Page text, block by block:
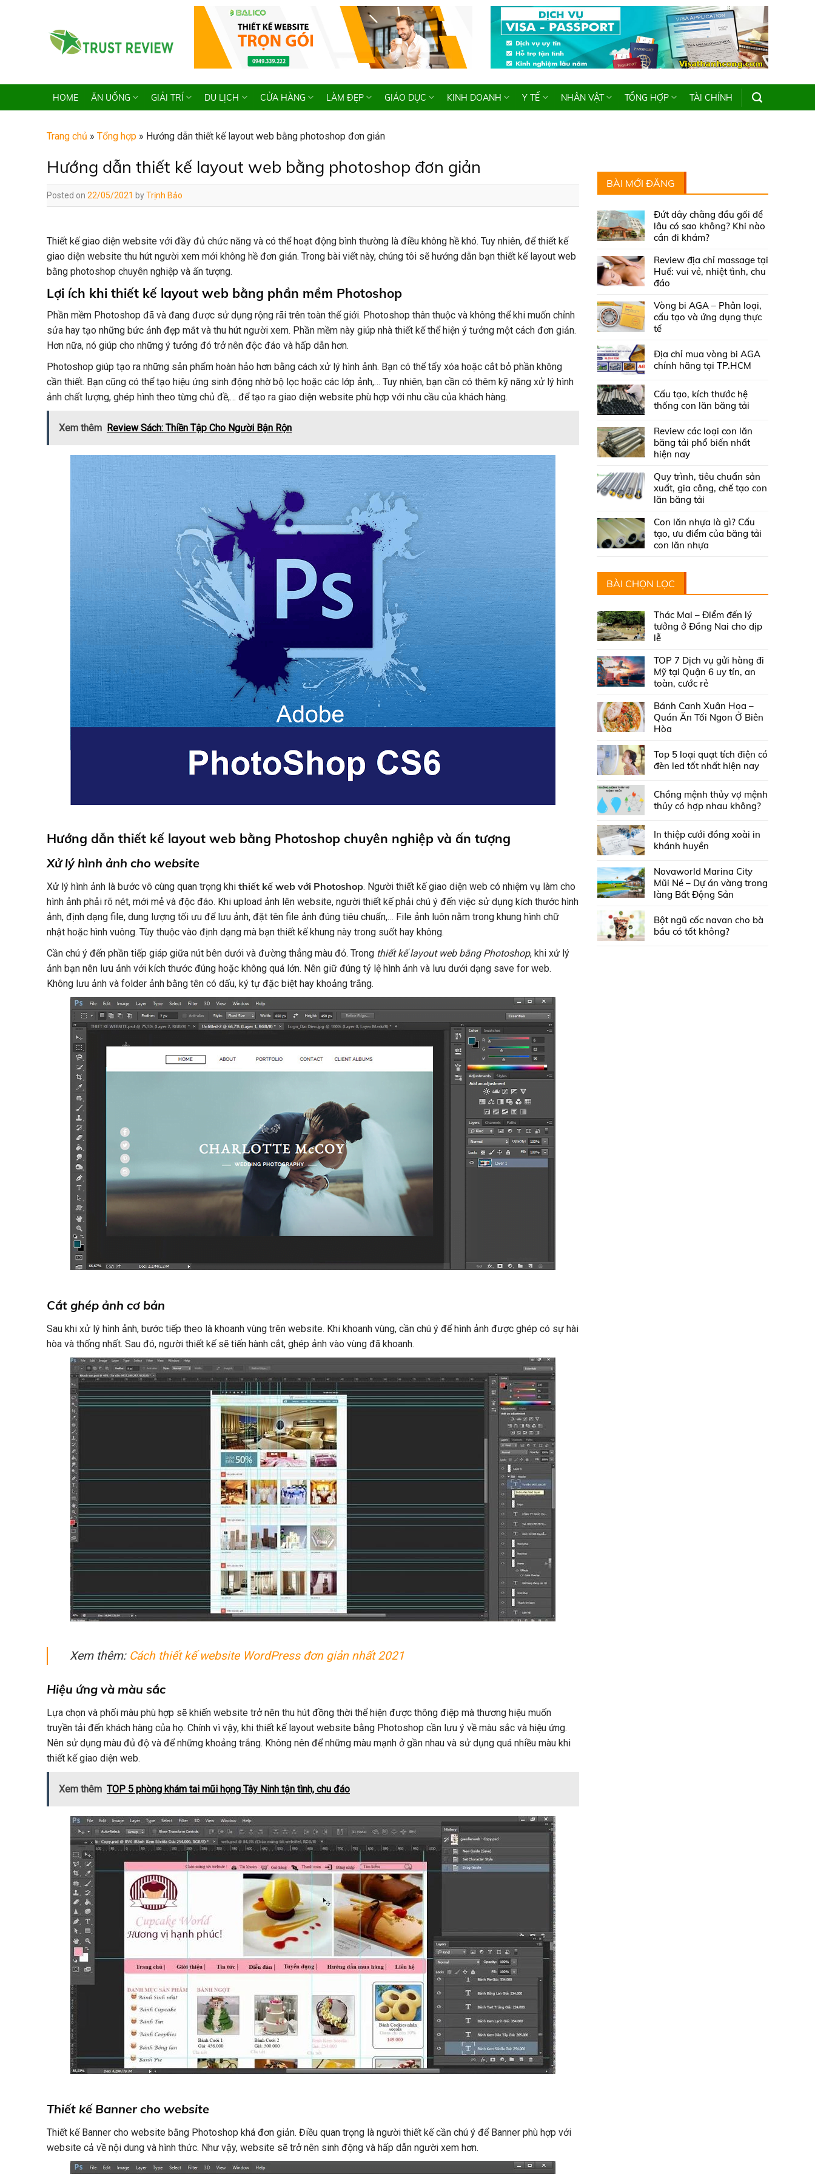
HOME ĂN UỐNG GIẢI TRÍ DU LỊCH CỬA HÀNG LÀM ĐẸP GIÁO DỤC KINH DOANH Y TẾ NHÂN VẬT TỔNG HỢP TÀI CHÍNH
Trang chủ » Tổng hợp » Hướng dẫn thiết kế layout web bằng photoshop đơn giản
Hướng dẫn thiết kế layout web bằng photoshop đơn giản
Posted on 22/05/2021 byTrịnh Bảo
Thiết kế giao diện website với đầy đủ chức năng và có thể hoạt động bình thường là điều không hề khó. Tuy nhiên, để thiết kế
giao diện website thu hút người xem mới không hề đơn giản. Trong bài viết này, chúng tôi sẽ hướng dẫn bạn thiết kế layout web
bằng photoshop chuyên nghiệp và ấn tượng.
Lợi ích khi thiết kế layout web bằng phần mềm Photoshop
Phần mềm Photoshop đã và đang được sử dụng rộng rãi trên toàn thế giới. Photoshop thân thuộc và không thể khi muốn chỉnh
sửa hay tạo những bức ảnh đẹp mắt và thu hút người xem. Phần mềm này giúp nhà thiết kế thể hiện ý tưởng một cách đơn giản.
Hơn nữa, nó giúp cho những ý tưởng đó trở nên độc đáo và hấp dẫn hơn.
Photoshop giúp tạo ra những sản phẩm hoàn hảo hơn bằng cách xử lý hình ảnh. Bạn có thể tẩy xóa hoặc cắt bỏ phần không
cần thiết. Bạn cũng có thể tạo hiệu ứng sinh động nhờ bộ lọc hoặc các lớp ảnh,… Tuy nhiên, bạn cần có thêm kỹ năng xử lý hình
ảnh chất lượng, ghép hình theo từng chủ đề,… để tạo ra giao diện website phù hợp với nhu cầu của khách hàng.
Xem thêm Review Sách: Thiền Tập Cho Người Bận Rộn
Hướng dẫn thiết kế layout web bằng Photoshop chuyên nghiệp và ấn tượng
Xử lý hình ảnh cho website
Xử lý hình ảnh là bước vô cùng quan trọng khi thiết kế web với Photoshop. Người thiết kế giao diện web có nhiệm vụ làm cho
hình ảnh phải rõ nét, mới mẻ và độc đáo. Khi upload ảnh lên website, người thiết kế phải chú ý đến việc sử dụng kích thước hình
ảnh, định dạng file, dung lượng tối ưu để lưu ảnh, đặt tên file ảnh đúng tiêu chuẩn,… File ảnh luôn nằm trong khung hình chữ
nhật hoặc hình vuông. Tùy thuộc vào định dạng mà bạn thiết kế khung này trong suốt hay không.
Cần chú ý đến phần tiếp giáp giữa nút bên dưới và đường thẳng màu đỏ. Trong thiết kế layout web bằng Photoshop, khi xử lý
ảnh bạn nên lưu ảnh với kích thước đúng hoặc không quá lớn. Nên giữ đúng tỷ lệ hình ảnh và lưu dưới dạng save for web.
Không lưu ảnh và folder ảnh bằng tên có dấu, ký tự đặc biệt hay khoảng trắng.
Cắt ghép ảnh cơ bản
Sau khi xử lý hình ảnh, bước tiếp theo là khoanh vùng trên website. Khi khoanh vùng, cần chú ý để hình ảnh được ghép có sự hài
hòa và thống nhất. Sau đó, người thiết kế sẽ tiến hành cắt, ghép ảnh vào vùng đã khoanh.
Xem thêm: Cách thiết kế website WordPress đơn giản nhất 2021
Hiệu ứng và màu sắc
Lựa chọn và phối màu phù hợp sẽ khiến website trở nên thu hút đồng thời thể hiện được thông điệp mà thương hiệu muốn
truyền tải đến khách hàng của họ. Chính vì vậy, khi thiết kế layout website bằng Photoshop cần lưu ý về màu sắc và hiệu ứng.
Nên sử dụng màu đủ độ và để những khoảng trắng. Không nên để những màu mạnh ở gần nhau và sử dụng quá nhiều màu khi
thiết kế giao diện web.
Xem thêm TOP 5 phòng khám tai mũi họng Tây Ninh tận tình, chu đáo
Thiết kế Banner cho website
Thiết kế Banner cho website bằng Photoshop khá đơn giản. Điều quan trọng là người thiết kế cần chú ý để Banner phù hợp với
website cả về nội dung và hình thức. Như vậy, website sẽ trở nên sinh động và hấp dẫn người xem hơn.
BÀI MỚI ĐĂNG
Đứt dây chằng đầu gối để
lâu có sao không? Khi nào
cần đi khám?
Review địa chỉ massage tại
Huế: vui vẻ, nhiệt tình, chu
đáo
Vòng bi AGA – Phân loại,
cấu tạo và ứng dụng thực
tế
Địa chỉ mua vòng bi AGA
chính hãng tại TP.HCM
Cấu tạo, kích thước hệ
thống con lăn băng tải
Review các loại con lăn
băng tải phổ biến nhất
hiện nay
Quy trình, tiêu chuẩn sản
xuất, gia công, chế tạo con
lăn băng tải
Con lăn nhựa là gì? Cấu
tạo, ưu điểm của băng tải
con lăn nhựa
BÀI CHỌN LỌC
Thác Mai – Điểm đến lý
tưởng ở Đồng Nai cho dịp
lễ
TOP 7 Dịch vụ gửi hàng đi
Mỹ tại Quận 6 uy tín, an
toàn, cước rẻ
Bánh Canh Xuân Hoa –
Quán Ăn Tối Ngon Ở Biên
Hòa
Top 5 loại quạt tích điện có
đèn led tốt nhất hiện nay
Chồng mệnh thủy vợ mệnh
thủy có hợp nhau không?
In thiệp cưới đồng xoài in
khánh huyền
Novaworld Marina City
Mũi Né – Dự án vàng trong
làng Bất Động Sản
Bột ngũ cốc navan cho bà
bầu có tốt không?